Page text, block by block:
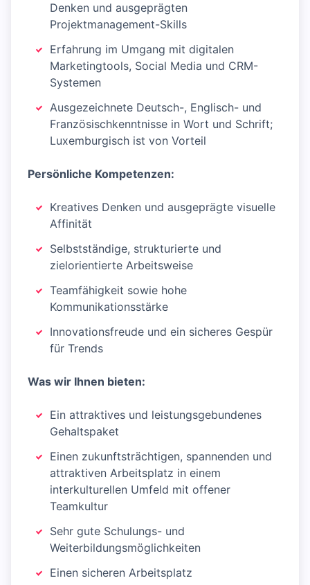
Denken und ausgeprägten
Projektmanagement-Skills
Erfahrung im Umgang mit digitalen
Marketingtools, Social Media und CRM-
Systemen
Ausgezeichnete Deutsch-, Englisch- und
Französischkenntnisse in Wort und Schrift;
Luxemburgisch ist von Vorteil
Persönliche Kompetenzen:
Kreatives Denken und ausgeprägte visuelle
Affinität
Selbstständige, strukturierte und
zielorientierte Arbeitsweise
Teamfähigkeit sowie hohe
Kommunikationsstärke
Innovationsfreude und ein sicheres Gespür
für Trends
Was wir Ihnen bieten:
Ein attraktives und leistungsgebundenes
Gehaltspaket
Einen zukunftsträchtigen, spannenden und
attraktiven Arbeitsplatz in einem
interkulturellen Umfeld mit offener
Teamkultur
Sehr gute Schulungs- und
Weiterbildungsmöglichkeiten
Einen sicheren Arbeitsplatz